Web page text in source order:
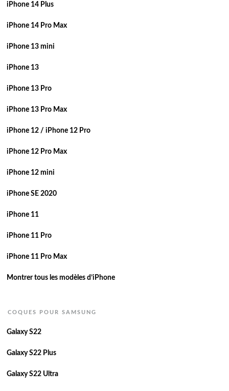
iPhone 14 Plus
iPhone 14 Pro Max
iPhone 13 mini
iPhone 13
iPhone 13 Pro
iPhone 13 Pro Max
iPhone 12 / iPhone 12 Pro
iPhone 12 Pro Max
iPhone 12 mini
iPhone SE 2020
iPhone 11
iPhone 11 Pro
iPhone 11 Pro Max
Montrer tous les modèles d’iPhone
COQUES POUR SAMSUNG
Galaxy S22
Galaxy S22 Plus
Galaxy S22 Ultra